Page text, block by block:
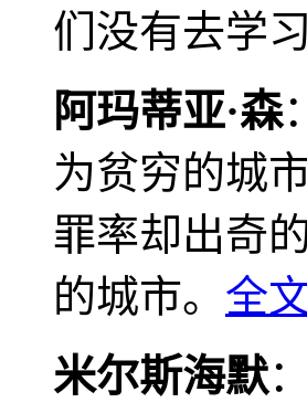
们没有去学
阿玛蒂亚·森
为贫穷的城
罪率却出奇
的城市。 全
米尔斯海默